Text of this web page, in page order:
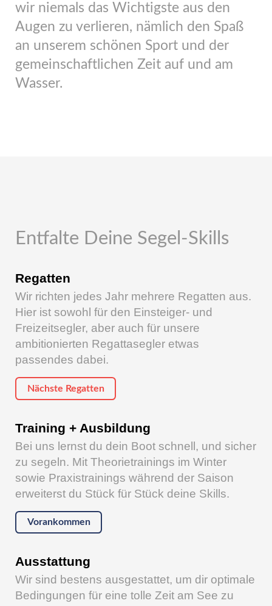
wir niemals das Wichtigste aus den
Augen zu verlieren, nämlich den Spaß
an unserem schönen Sport und der
gemeinschaftlichen Zeit auf und am
Wasser.
Entfalte Deine Segel-Skills
Regatten
Wir richten jedes Jahr mehrere Regatten aus.
Hier ist sowohl für den Einsteiger- und
Freizeitsegler, aber auch für unsere
ambitionierten Regattasegler etwas
passendes dabei.
Nächste Regatten
Training + Ausbildung
Bei uns lernst du dein Boot schnell, und sicher
zu segeln. Mit Theorietrainings im Winter
sowie Praxistrainings während der Saison
erweiterst du Stück für Stück deine Skills.
Vorankommen
Ausstattung
Wir sind bestens ausgestattet, um dir optimale
Bedingungen für eine tolle Zeit am See zu